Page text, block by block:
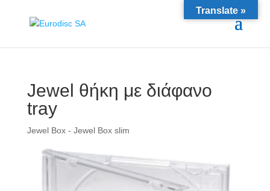
Jewel θήκη με διάφανο
tray
Jewel Box - Jewel Box slim
Translate »